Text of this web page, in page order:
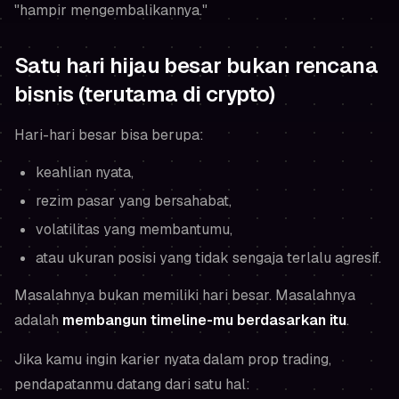
"hampir mengembalikannya."
Satu hari hijau besar bukan rencana
bisnis (terutama di crypto)
Hari-hari besar bisa berupa:
keahlian nyata,
rezim pasar yang bersahabat,
volatilitas yang membantumu,
atau ukuran posisi yang tidak sengaja terlalu agresif.
Masalahnya bukan memiliki hari besar. Masalahnya
adalah membangun timeline-mu berdasarkan itu.
Jika kamu ingin karier nyata dalam prop trading,
pendapatanmu datang dari satu hal: